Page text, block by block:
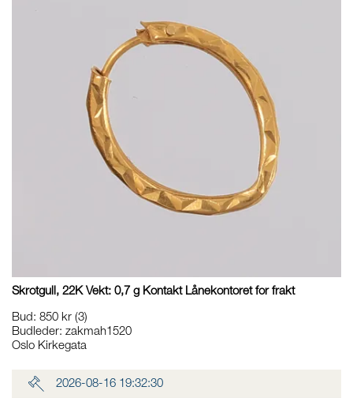
Skrotgull, 22K Vekt: 0,7 g Kontakt Lånekontoret for frakt
Bud: 850 kr (3)
Budleder: zakmah1520
Oslo Kirkegata
2026-08-16 19:32:30